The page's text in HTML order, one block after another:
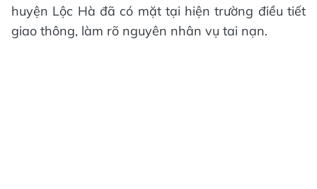
huyện Lộc Hà đã có mặt tại hiện trường điều tiết
giao thông, làm rõ nguyên nhân vụ tai nạn.